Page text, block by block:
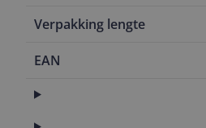
Verpakking lengte
EAN